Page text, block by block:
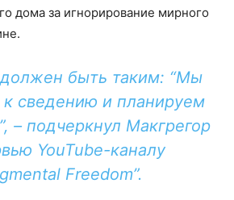
дома за игнорирование мирного
быть таким: “Мы
к сведению и планируем
– подчеркнул Макгрегор
YouTube-каналу
Freedom”.